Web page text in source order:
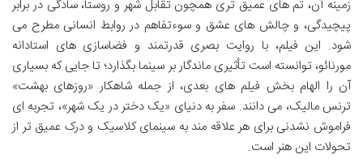
زمینه آن، تم های عمیق تری همچون تقابل شهر و روستا، سادگی در برابر
پیچیدگی، و چالش های عشق و سوءتفاهم در روابط انسانی مطرح می
شود. این فیلم، با روایت بصری قدرتمند و فضاسازی های استادانه
مورنائو، توانسته است تأثیری ماندگار بر سینما بگذارد؛ تا جایی که بسیاری
آن را الهام بخش فیلم های بعدی، از جمله شاهکار «روزهای بهشت»
ترنس مالیک، می دانند. سفر به دنیای «یک دختر در یک شهر»، تجربه ای
فراموش نشدنی برای هر علاقه مند به سینمای کلاسیک و درک عمیق تر از
تحولات این هنر است.